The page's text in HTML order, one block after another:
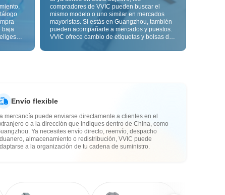
baja
de
compradores de VVIC pueden buscar el
mismo modelo o uno similar en mercados
mayoristas. Si estás en Guangzhou, también
pueden acompañarte a mercados y puestos.
VVIC ofrece cambio de etiquetas y bolsas de
imagen o muestra, para que tu compra sea
Envío flexible
mercancía puede enviarse directamente a clientes en el
o a la dirección que indiques dentro de China, como
Ya necesites envío directo, reenvío, despacho
almacenamiento o redistribución, VVIC puede
a la organización de tu cadena de suministro.